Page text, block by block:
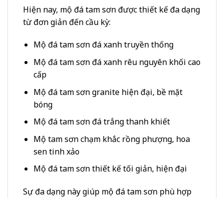
Hiện nay, mộ đá tam sơn được thiết kế đa dạng
từ đơn giản đến cầu kỳ:
Mộ đá tam sơn đá xanh truyền thống
Mộ đá tam sơn đá xanh rêu nguyên khối cao
cấp
Mộ đá tam sơn granite hiện đại, bề mặt
bóng
Mộ đá tam sơn đá trắng thanh khiết
Mộ tam sơn chạm khắc rồng phượng, hoa
sen tinh xảo
Mộ đá tam sơn thiết kế tối giản, hiện đại
Sự đa dạng này giúp mộ đá tam sơn phù hợp